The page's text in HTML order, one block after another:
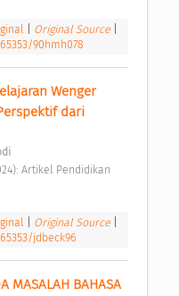
Original Source
90hmh078
Wenger
dari
Original Source
jdbeck96
MASALAH BAHASA